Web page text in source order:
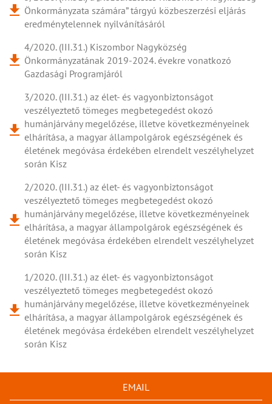
Önkormányzata számára” tárgyú közbeszerzési eljárás
eredménytelennek nyilvánításáról
4/2020. (III.31.) Kiszombor Nagyközség
Önkormányzatának 2019-2024. évekre vonatkozó
Gazdasági Programjáról
3/2020. (III.31.) az élet- és vagyonbiztonságot
veszélyeztető tömeges megbetegedést okozó
humánjárvány megelőzése, illetve következményeinek
elhárítása, a magyar állampolgárok egészségének és
életének megóvása érdekében elrendelt veszélyhelyzet
során Kisz
2/2020. (III.31.) az élet- és vagyonbiztonságot
veszélyeztető tömeges megbetegedést okozó
humánjárvány megelőzése, illetve következményeinek
elhárítása, a magyar állampolgárok egészségének és
életének megóvása érdekében elrendelt veszélyhelyzet
során Kisz
1/2020. (III.31.) az élet- és vagyonbiztonságot
veszélyeztető tömeges megbetegedést okozó
humánjárvány megelőzése, illetve következményeinek
elhárítása, a magyar állampolgárok egészségének és
életének megóvása érdekében elrendelt veszélyhelyzet
során Kisz
EMAIL